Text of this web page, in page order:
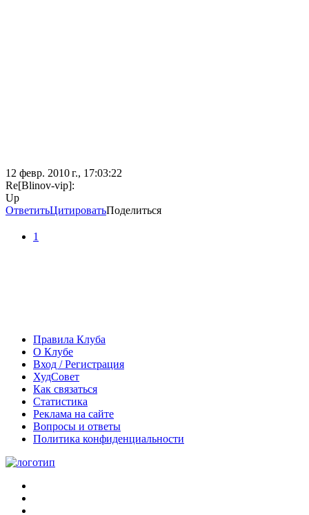
12 февр. 2010 г., 17:03:22
Re[Blinov-vip]:
Up
ОтветитьЦитироватьПоделиться
1
Правила Клуба
О Клубе
Вход / Регистрация
ХудСовет
Как связаться
Статистика
Реклама на сайте
Вопросы и ответы
Политика конфиденциальности